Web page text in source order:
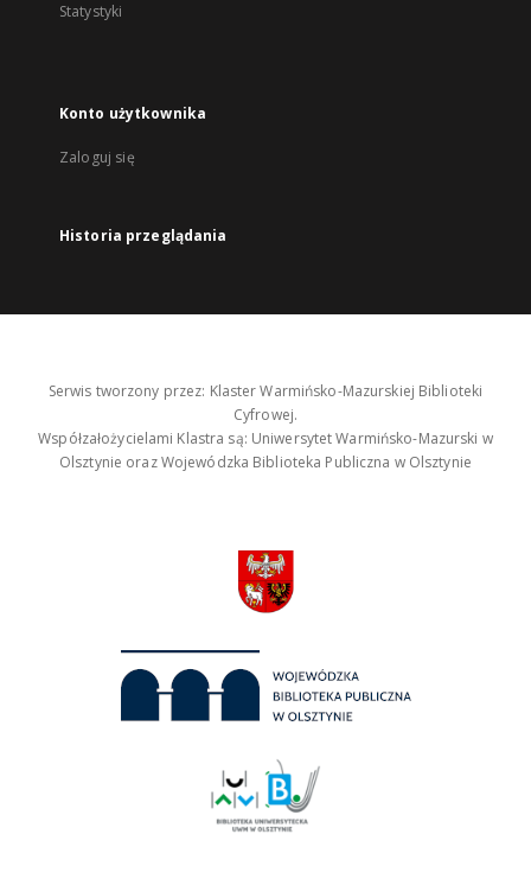
Statystyki
Konto użytkownika
Zaloguj się
Historia przeglądania
Serwis tworzony przez: Klaster Warmińsko-Mazurskiej Biblioteki
Cyfrowej.
Współzałożycielami Klastra są: Uniwersytet Warmińsko-Mazurski w
Olsztynie oraz Wojewódzka Biblioteka Publiczna w Olsztynie